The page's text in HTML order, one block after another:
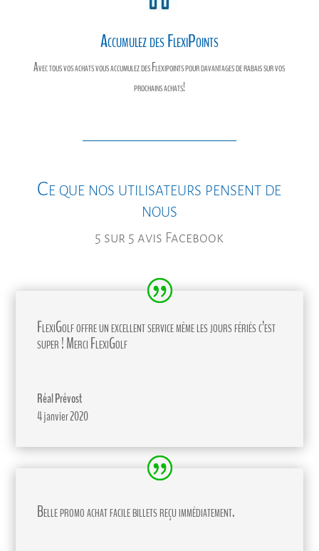
Accumulez des FlexiPoints
Avec tous vos achats vous accumulez des Flexipoints pour davantages de rabais sur vos
prochains achats!
Ce que nos utilisateurs pensent de
nous
5 sur 5 avis Facebook
FlexiGolf offre un excellent service même les jours fériés c’est
super ! Merci FlexiGolf
Réal Prévost
4 janvier 2020
Belle promo achat facile billets reçu immédiatement.